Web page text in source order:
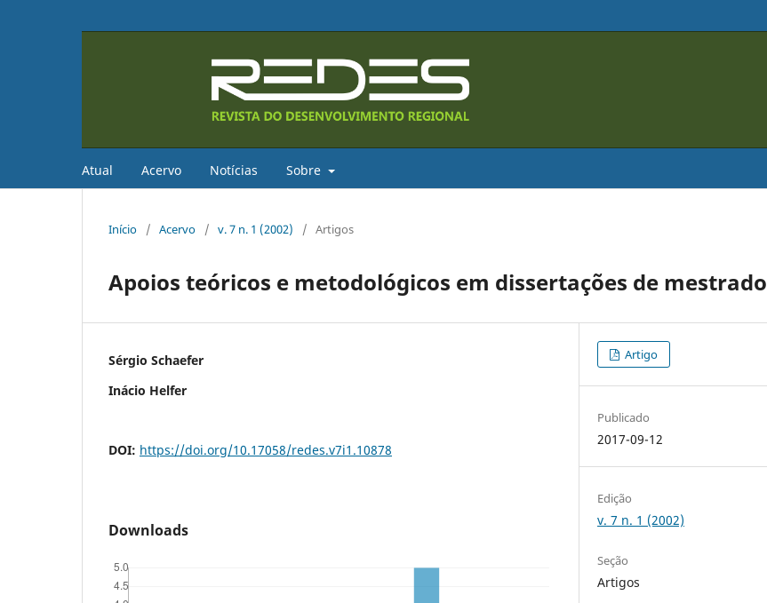
Atual Acervo Notícias Sobre
Início / Acervo / v. 7 n. 1 (2002) / Artigos
Apoios teóricos e metodológicos em dissertações de mestrado
Sérgio Schaefer
Inácio Helfer
DOI: https://doi.org/10.17058/redes.v7i1.10878
Downloads
Artigo
Publicado
2017-09-12
Edição
v. 7 n. 1 (2002)
Seção
Artigos